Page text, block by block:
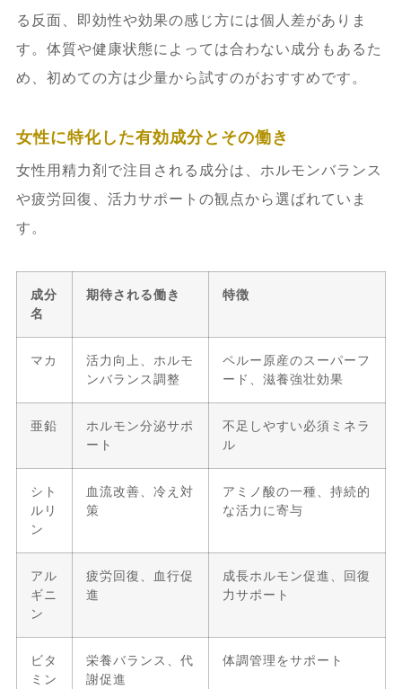
る反面、即効性や効果の感じ方には個人差がありま
す。体質や健康状態によっては合わない成分もあるた
め、初めての方は少量から試すのがおすすめです。
女性に特化した有効成分とその働き
女性用精力剤で注目される成分は、ホルモンバランス
や疲労回復、活力サポートの観点から選ばれていま
す。
成分
名
期待される働き 特徴
マカ
活力向上、ホルモ
ンバランス調整
ペルー原産のスーパーフ
ード、滋養強壮効果
亜鉛
ホルモン分泌サポ
ート
不足しやすい必須ミネラ
ル
シト
ルリ
ン
血流改善、冷え対
策
アミノ酸の一種、持続的
な活力に寄与
アル
ギニ
ン
疲労回復、血行促
進
成長ホルモン促進、回復
力サポート
ビタ
ミン
栄養バランス、代
謝促進
体調管理をサポート